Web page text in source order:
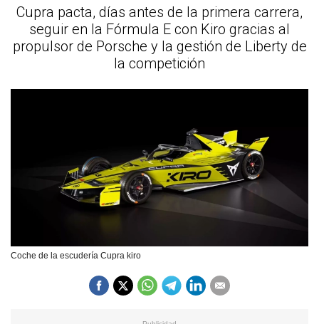
Cupra pacta, días antes de la primera carrera,
seguir en la Fórmula E con Kiro gracias al
propulsor de Porsche y la gestión de Liberty de
la competición
Coche de la escudería Cupra kiro